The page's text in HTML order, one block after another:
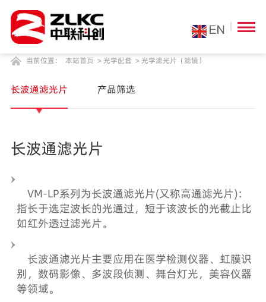
当前位置： 本站首页 > 光学配套 > 光学滤光片（滤镜）
长波通滤光片 产品筛选
长波通滤光片
VM-LP系列为长波通滤光片(又称高通滤光片)：
指长于选定波长的光通过，短于该波长的光截止比
如红外透过滤光片。
长波通滤光片主要应用在医学检测仪器、虹膜识
别，数码影像、多波段侦测、舞台灯光，美容仪器
等领域。